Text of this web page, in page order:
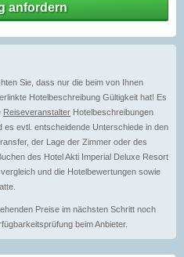
anfordern
Sie, dass nur die beim von Ihnen
Hotelbeschreibung Gültigkeit hat! Es
Reiseveranstalter Hotelbeschreibungen
evtl. entscheidende Unterschiede in den
der Lage der Zimmer oder des
des Hotel Akti Imperial Deluxe Resort
und die Hotelbewertungen sowie
Preise im nächsten Schritt noch
beim Anbieter.